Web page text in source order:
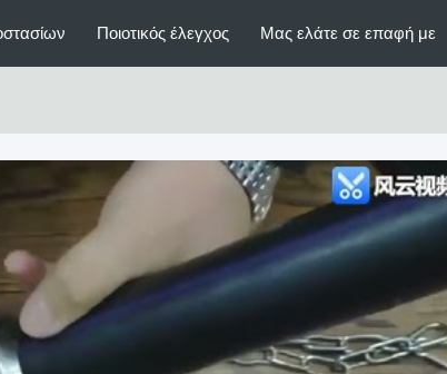
Ποιοτικός έλεγχος Μας ελάτε σε επαφή με